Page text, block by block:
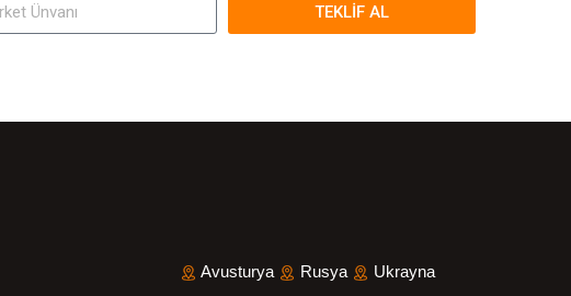
TEKLİF AL
Avusturya
Rusya Ukrayna